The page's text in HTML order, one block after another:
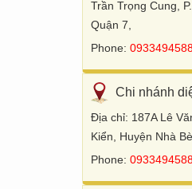
Trần Trọng Cung,
Quận 7,
Phone:
Chi nhánh
Địa chỉ: 187A Lê
Kiển, Huyện Nhà Bè
Phone: